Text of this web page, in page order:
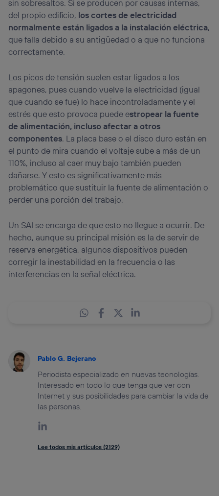
sin sobresaltos. Si se producen por causas internas,
del propio edificio, los cortes de electricidad
normalmente están ligados a la instalación eléctrica,
que falla debido a su antigüedad o a que no funciona
correctamente.
Los picos de tensión suelen estar ligados a los
apagones, pues cuando vuelve la electricidad (igual
que cuando se fue) lo hace incontroladamente y el
estrés que esto provoca puede estropear la fuente
de alimentación, incluso afectar a otros
componentes. La placa base o el disco duro están en
el punto de mira cuando el voltaje sube a más de un
110%, incluso al caer muy bajo también pueden
dañarse. Y esto es significativamente más
problemático que sustituir la fuente de alimentación o
perder una porción del trabajo.
Un SAI se encarga de que esto no llegue a ocurrir. De
hecho, aunque su principal misión es la de servir de
reserva energética, algunos dispositivos pueden
corregir la inestabilidad en la frecuencia o las
interferencias en la señal eléctrica.
Pablo G. Bejerano
Periodista especializado en nuevas tecnologías.
Interesado en todo lo que tenga que ver con
Internet y sus posibilidades para cambiar la vida de
las personas.
Lee todos mis artículos (2129)